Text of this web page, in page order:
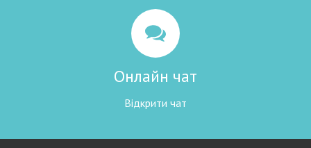
Онлайн чат
Відкрити чат